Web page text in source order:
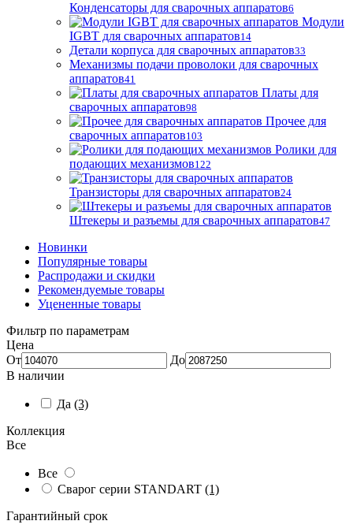
Конденсаторы для сварочных аппаратов6
Модули
IGBT для сварочных аппаратов14
Детали корпуса для сварочных аппаратов33
Механизмы подачи проволоки для сварочных
аппаратов41
Платы для
сварочных аппаратов98
Прочее для
сварочных аппаратов103
Ролики для
подающих механизмов122
Транзисторы для сварочных аппаратов24
Штекеры и разъемы для сварочных аппаратов47
Новинки
Популярные товары
Распродажи и скидки
Рекомендуемые товары
Уцененные товары
Фильтр по параметрам
Цена
От
До
В наличии
Да (3)
Коллекция
Все
Все
Сварог серии STANDART (1)
Гарантийный срок